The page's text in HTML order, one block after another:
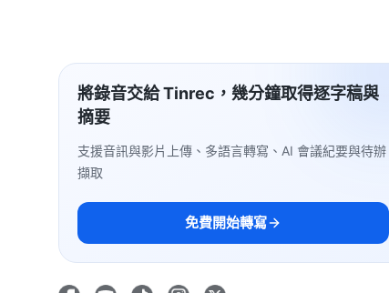
將錄音交給 Tinrec，幾分鐘取得逐字稿與
摘要
支援音訊與影片上傳、多語言轉寫、AI 會議紀要與待辦
擷取
免費開始轉寫